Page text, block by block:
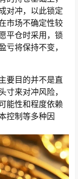
对冲，以此锁定
市场不确定性较
平仓时采用，锁
亏将保持不变，
要目的并不是直
寸来对冲风险，
能性和程度依赖
控制等多种因